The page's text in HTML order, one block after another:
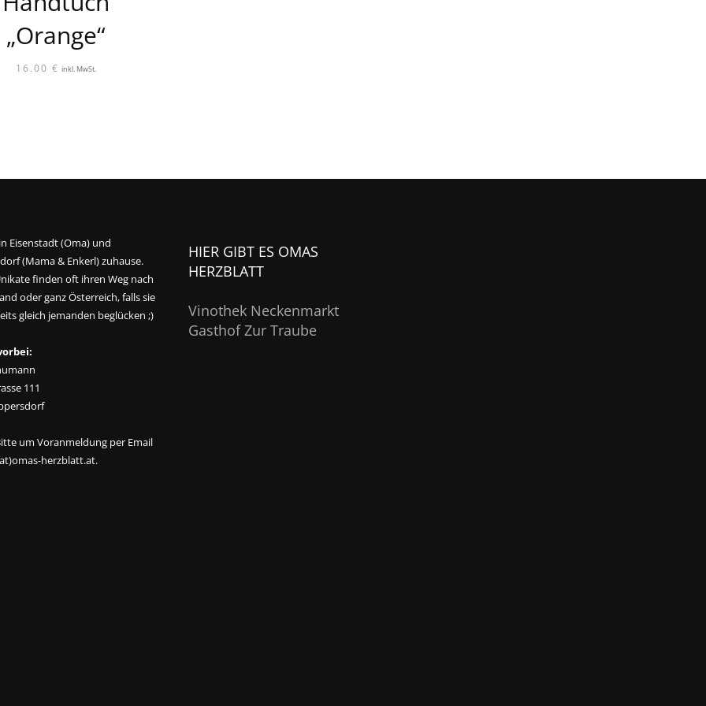
„Orange“
16.00 € inkl. MwSt.
Eisenstadt (Oma) und
(Mama & Enkerl) zuhause.
finden oft ihren Weg nach
oder ganz Österreich, falls sie
gleich jemanden beglücken ;)
111
um Voranmeldung per Email
herzblatt.at.
HIER GIBT ES OMAS
HERZBLATT
Vinothek Neckenmarkt
Gasthof Zur Traube